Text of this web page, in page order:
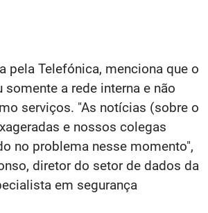
pela Telefónica, menciona que o
a rede interna e não
serviços. "As notícias (sobre o
e nossos colegas
no problema nesse momento",
diretor do setor de dados da
em segurança